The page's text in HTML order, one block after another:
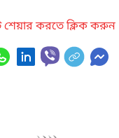
শেয়ার করতে ক্লিক করুন